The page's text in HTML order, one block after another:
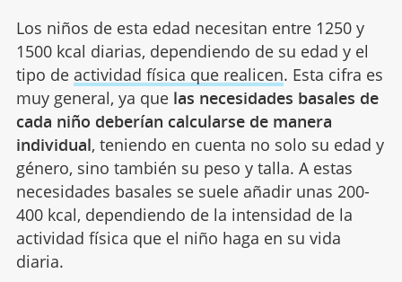
Los niños de esta edad necesitan entre 1250 y
1500 kcal diarias, dependiendo de su edad y el
tipo de actividad física que realicen. Esta cifra es
muy general, ya quelas necesidades basales de
cada niño deberían calcularse de manera
individual, teniendo en cuenta no solo su edad y
género, sino también su peso y talla. A estas
necesidades basales se suele añadir unas 200-
400 kcal, dependiendo de la intensidad de la
actividad física que el niño haga en su vida
diaria.